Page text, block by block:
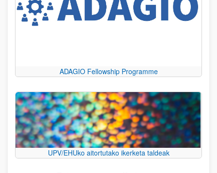
ADAGIO Fellowship Programme
UPV/EHUko aitortutako ikerketa taldeak